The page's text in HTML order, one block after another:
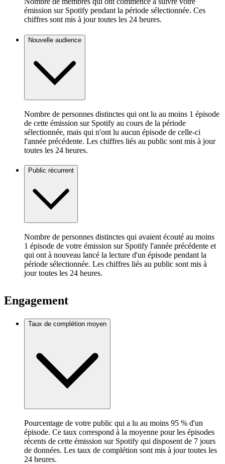
émission sur Spotify pendant la période sélectionnée. Ces
chiffres sont mis à jour toutes les 24 heures.
Nouvelle audience
Nombre de personnes distinctes qui ont lu au moins 1 épisode
de cette émission sur Spotify au cours de la période
sélectionnée, mais qui n'ont lu aucun épisode de celle-ci
l'année précédente. Les chiffres liés au public sont mis à jour
toutes les 24 heures.
Public récurrent
Nombre de personnes distinctes qui avaient écouté au moins
1 épisode de votre émission sur Spotify l'année précédente et
qui ont à nouveau lancé la lecture d'un épisode pendant la
période sélectionnée. Les chiffres liés au public sont mis à
jour toutes les 24 heures.
Engagement
Taux de complétion moyen
Pourcentage de votre public qui a lu au moins 95 % d'un
épisode. Ce taux correspond à la moyenne pour les épisodes
récents de cette émission sur Spotify qui disposent de 7 jours
de données. Les taux de complétion sont mis à jour toutes les
24 heures.